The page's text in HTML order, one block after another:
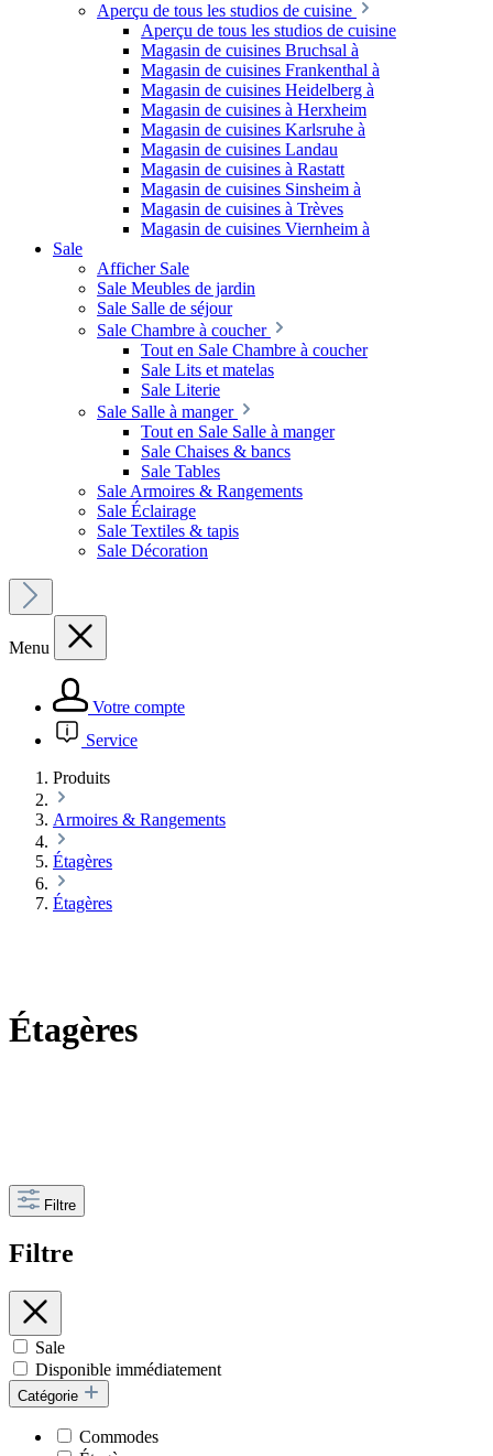
Aperçu de tous les studios de cuisine
Aperçu de tous les studios de cuisine
Magasin de cuisines Bruchsal à
Magasin de cuisines Frankenthal à
Magasin de cuisines Heidelberg à
Magasin de cuisines à Herxheim
Magasin de cuisines Karlsruhe à
Magasin de cuisines Landau
Magasin de cuisines à Rastatt
Magasin de cuisines Sinsheim à
Magasin de cuisines à Trèves
Magasin de cuisines Viernheim à
Sale
Afficher Sale
Sale Meubles de jardin
Sale Salle de séjour
Sale Chambre à coucher
Tout en Sale Chambre à coucher
Sale Lits et matelas
Sale Literie
Sale Salle à manger
Tout en Sale Salle à manger
Sale Chaises & bancs
Sale Tables
Sale Armoires & Rangements
Sale Éclairage
Sale Textiles & tapis
Sale Décoration
Menu
Votre compte
Service
Produits
Armoires & Rangements
Étagères
Étagères
Étagères
Filtre
Filtre
Sale
Disponible immédiatement
Catégorie
Commodes